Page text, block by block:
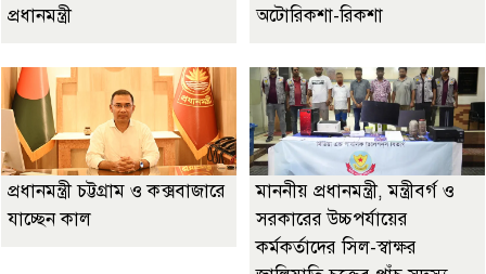
প্রধানমন্ত্রী
অটোরিকশা-রিকশা
প্রধানমন্ত্রী চট্টগ্রাম ও কক্সবাজারে
যাচ্ছেন কাল
মাননীয় প্রধানমন্ত্রী, মন্ত্রীবর্গ ও
সরকারের উচ্চপর্যায়ের
কর্মকর্তাদের সিল-স্বাক্ষর